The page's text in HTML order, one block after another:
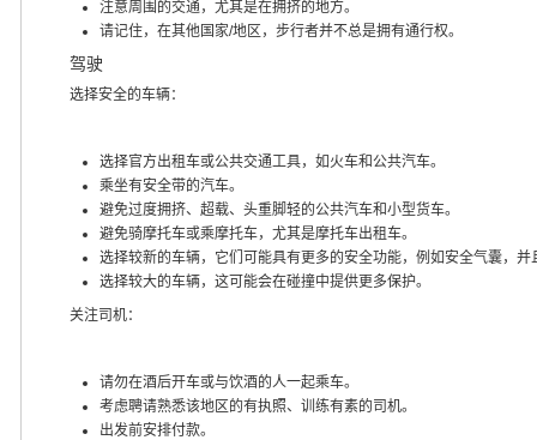
注意周围的交通，尤其是在拥挤的地方。
请记住，在其他国家/地区，步行者并不总是拥有通行权。
驾驶
选择安全的车辆：
选择官方出租车或公共交通工具，如火车和公共汽车。
乘坐有安全带的汽车。
避免过度拥挤、超载、头重脚轻的公共汽车和小型货车。
避免骑摩托车或乘摩托车，尤其是摩托车出租车。
选择较新的车辆，它们可能具有更多的安全功能，例如安全气囊，并
选择较大的车辆，这可能会在碰撞中提供更多保护。
关注司机：
请勿在酒后开车或与饮酒的人一起乘车。
考虑聘请熟悉该地区的有执照、训练有素的司机。
出发前安排付款。